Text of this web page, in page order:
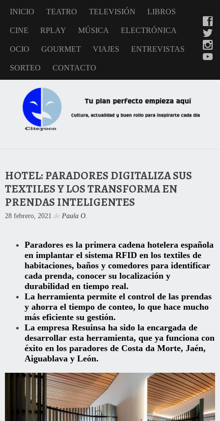
INICIO TEATRO TELEVISIÓN LIBROS
CINE RPLAY MÚSICA ELECTRÓNICA
OCIO GOURMET VIAJES ENTREVISTAS
SORTEO CONTACTO
HOTEL: PARADORES DIGITALIZA SUS
TEXTILES Y LOS TRANSFORMA EN
PRENDAS INTELIGENTES
28 febrero, 2021 de Paula O.
Paradores es la primera cadena hotelera española
en implantar el sistema RFID en los textiles de
habitaciones, baños y comedores para identificar
cada prenda, conocer su localización y
durabilidad en tiempo real.
La herramienta permite el control de las prendas
y ahorra el tiempo de conteo, lo que hace mucho
más eficiente su gestión.
La empresa Resuinsa ha sido la encargada de
desarrollar esta herramienta, que ya funciona con
éxito en los paradores de Costa da Morte, Jaén,
Aiguablava y León.